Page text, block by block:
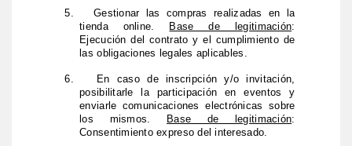
5.
Gestionar las compras realizadas en la
tienda online.
Base de legitimación:
Ejecución del contrato y el cumplimiento de
las obligaciones legales aplicables.
6.
En caso de inscripción y/o invitación,
posibilitarle la participación en eventos y
enviarle comunicaciones electrónicas sobre
los mismos.
Base de legitimación:
Consentimiento expreso del interesado.